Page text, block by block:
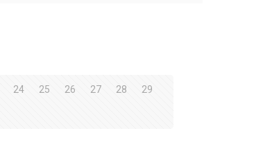
24 25 26 27 28 29